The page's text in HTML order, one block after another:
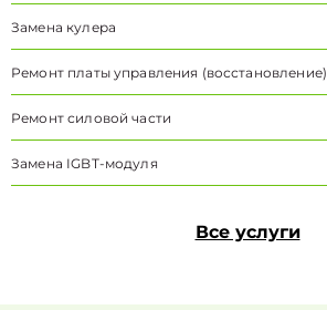
Замена кулера
Ремонт платы управления (восстановление)
Ремонт силовой части
Замена IGBT-модуля
Все услуги